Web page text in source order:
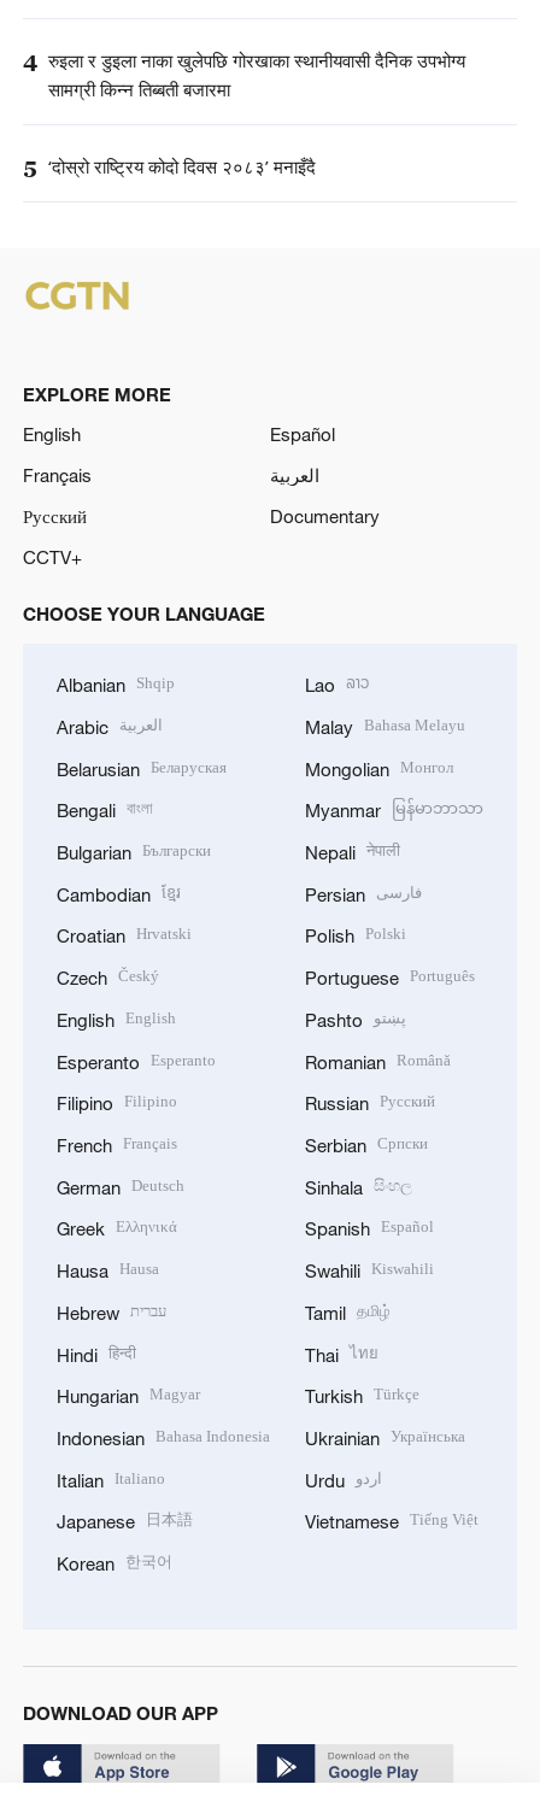
4 रुइला र डुइला नाका खुलेपछि गोरखाका स्थानीयवासी दैनिक उपभोग्य
सामग्री किन्न तिब्बती बजारमा
5 ‘दोस्रो राष्ट्रिय कोदो दिवस २०८३’ मनाइँदै
EXPLORE MORE
English
Español
Français
العربية
Русский
Documentary
CCTV+
CHOOSE YOUR LANGUAGE
Albanian Shqip
Arabic العربية
Belarusian Беларуская
Bengali বাংলা
Bulgarian Български
Cambodian ខ្មែរ
Croatian Hrvatski
Czech Český
English English
Esperanto Esperanto
Filipino Filipino
French Français
German Deutsch
Greek Ελληνικά
Hausa Hausa
Hebrew עברית
Hindi हिन्दी
Hungarian Magyar
Indonesian Bahasa Indonesia
Italian Italiano
Japanese 日本語
Korean 한국어
Lao ລາວ
Malay Bahasa Melayu
Mongolian Монгол
Myanmar မြန်မာဘာသာ
Nepali नेपाली
Persian فارسی
Polish Polski
Portuguese Português
Pashto پښتو
Romanian Română
Russian Русский
Serbian Српски
Sinhala සිංහල
Spanish Español
Swahili Kiswahili
Tamil தமிழ்
Thai ไทย
Turkish Türkçe
Ukrainian Українська
Urdu اردو
Vietnamese Tiếng Việt
DOWNLOAD OUR APP